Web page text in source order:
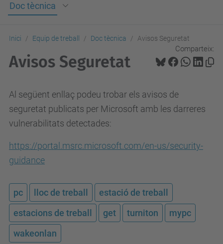
Doc tècnica
Inici Equip de treball Doc tècnica Avisos Seguretat
Comparteix:
Avisos Seguretat
Al següent enllaç podeu trobar els avisos de
seguretat publicats per Microsoft amb les darreres
vulnerabilitats detectades:
https://portal.msrc.microsoft.com/en-us/security-
guidance
pc lloc de treball
estació de treball
estacions de treball
get turniton
mypc
wakeonlan